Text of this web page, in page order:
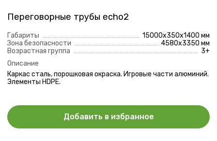
Переговорные трубы echo2
Габариты
15000х350х1400 мм
Зона безопасности
4580х3350 мм
Возрастная группа
3+
Описание
Каркас сталь, порошковая окраска. Игровые части алюминий.
Элементы HDPE.
Добавить в избранное
Нажимая на кнопку, вы даете согласие на
конфиденциальности